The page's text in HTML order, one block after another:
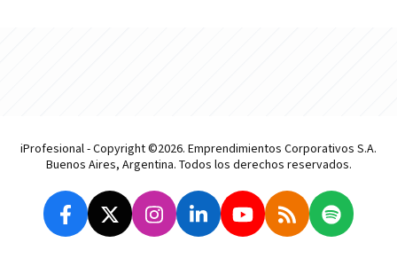
iProfesional - Copyright ©2026. Emprendimientos Corporativos S.A.
Buenos Aires, Argentina. Todos los derechos reservados.